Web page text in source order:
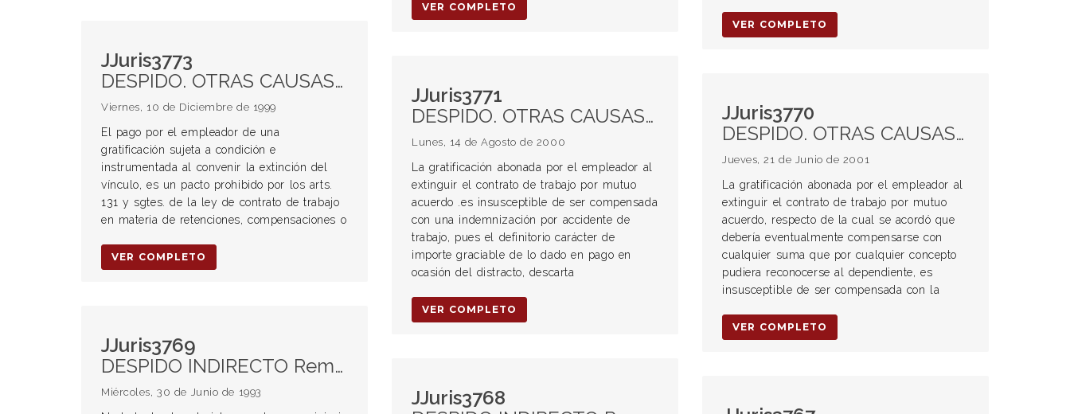
VER COMPLETO
VER COMPLETO
JJuris3773
DESPIDO. OTRAS CAUSAS DE EXTINCIÓN Acuerdos transaccionales Prestaciones u otras obligaciones contenidas en el acuerdo
Viernes, 10 de Diciembre de 1999
El pago por el empleador de una
gratificación sujeta a condición e
instrumentada al convenir la extinción del
vínculo, es un pacto prohibido por los arts.
131 y sgtes. de la ley de contrato de trabajo
en materia de retenciones, compensaciones o
VER COMPLETO
JJuris3771
DESPIDO. OTRAS CAUSAS DE EXTINCIÓN Acuerdos transaccionales Prestaciones u otras obligaciones contenidas en el acuerdo
Lunes, 14 de Agosto de 2000
La gratificación abonada por el empleador al
extinguir el contrato de trabajo por mutuo
acuerdo .es insusceptible de ser compensada
con una indemnización por accidente de
trabajo, pues el definitorio carácter de
importe graciable de lo dado en pago en
ocasión del distracto, descarta
VER COMPLETO
JJuris3770
DESPIDO. OTRAS CAUSAS DE EXTINCIÓN Acuerdos transaccionales Prestaciones u otras obligaciones contenidas en el acuerdo
Jueves, 21 de Junio de 2001
La gratificación abonada por el empleador al
extinguir el contrato de trabajo por mutuo
acuerdo, respecto de la cual se acordó que
debería eventualmente compensarse con
cualquier suma que por cualquier concepto
pudiera reconocerse al dependiente, es
insusceptible de ser compensada con la
VER COMPLETO
JJuris3769
DESPIDO INDIRECTO Remuneraciones Falta de pago, pago incompleto, reducción o atrasos
Miércoles, 30 de Junio de 1993
JJuris3768